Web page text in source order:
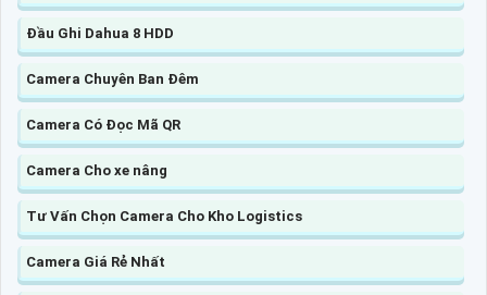
Đầu Ghi Dahua 8 HDD
Camera Chuyên Ban Đêm
Camera Có Đọc Mã QR
Camera Cho xe nâng
Tư Vấn Chọn Camera Cho Kho Logistics
Camera Giá Rẻ Nhất